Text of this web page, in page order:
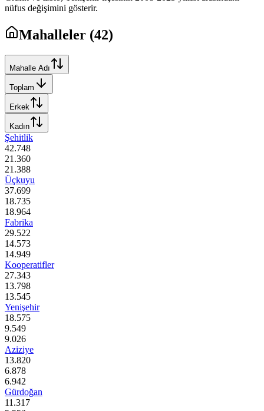
nüfus değişimini gösterir.
Mahalleler (42)
Mahalle Adı
Toplam
Erkek
Kadın
Şehitlik
42.748
21.360
21.388
Üçkuyu
37.699
18.735
18.964
Fabrika
29.522
14.573
14.949
Kooperatifler
27.343
13.798
13.545
Yenişehir
18.575
9.549
9.026
Aziziye
13.820
6.878
6.942
Gürdoğan
11.317